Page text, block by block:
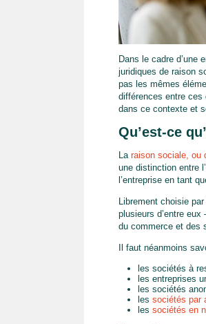
Dans le cadre d’une
juridiques de raison
pas les mêmes
différences entre ces
dans ce contexte et
Qu’est-ce
La raison sociale, ou
une distinction entre
l’entreprise en tant
Librement choisie
plusieurs d’entre
du commerce et des
Il faut néanmoins
les sociétés à
les entreprises
les sociétés
les sociétés par
les sociétés en